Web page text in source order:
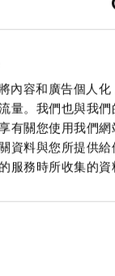
內容和廣告個人化
量。我們也與我
有關您使用我們網
資料與您所提供
服務時所收集的資
（R）、綠（G）
）。
的設計。
用電阻的類型。
IEC 60529）等